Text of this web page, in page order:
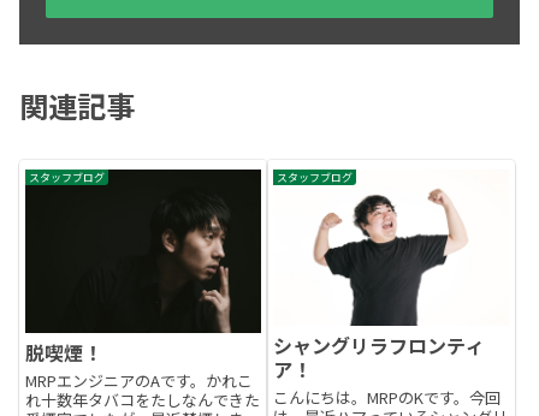
関連記事
スタッフブログ
脱喫煙！
MRPエンジニアのAです。かれこ
れ十数年タバコをたしなんできた
スタッフブログ
シャングリラフロンティ
ア！
こんにちは。MRPのKです。今回